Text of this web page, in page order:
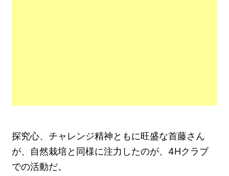
探究心、チャレンジ精神ともに旺盛な首藤さん
が、自然栽培と同様に注力したのが、4Hクラブ
での活動だ。